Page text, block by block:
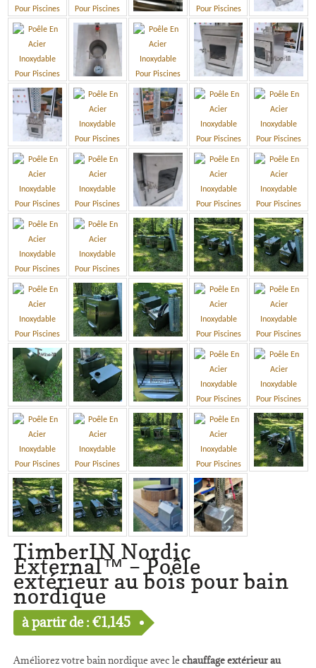
TimberIN Nordic
External™ – Poêle
extérieur au bois pour bain
nordique
à partir de :€1,145
Améliorez votre bain nordique avec lechauffage extérieur au